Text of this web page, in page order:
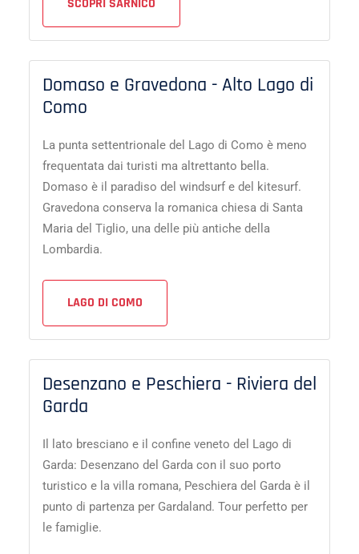
SCOPRI SARNICO
Domaso e Gravedona - Alto Lago di
Como
La punta settentrionale del Lago di Como è meno
frequentata dai turisti ma altrettanto bella.
Domaso è il paradiso del windsurf e del kitesurf.
Gravedona conserva la romanica chiesa di Santa
Maria del Tiglio, una delle più antiche della
Lombardia.
LAGO DI COMO
Desenzano e Peschiera - Riviera del
Garda
Il lato bresciano e il confine veneto del Lago di
Garda: Desenzano del Garda con il suo porto
turistico e la villa romana, Peschiera del Garda è il
punto di partenza per Gardaland. Tour perfetto per
le famiglie.